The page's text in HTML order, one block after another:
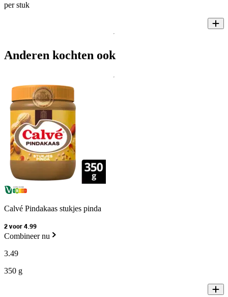
per stuk
Anderen kochten ook
Calvé Pindakaas stukjes pinda
2 voor 4.99
Combineer nu
3.49
350 g